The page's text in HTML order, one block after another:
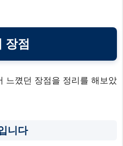
장점
느꼈던 장점을 정리를 해보았
니다